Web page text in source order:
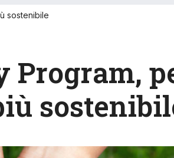
sostenibile
Program,